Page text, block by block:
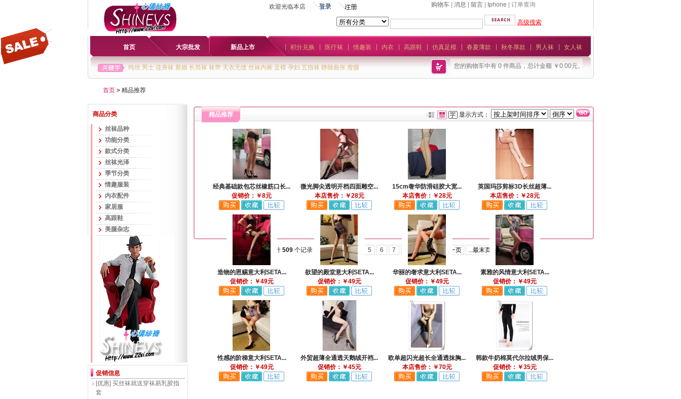
欢迎光临本店 购物车| 消息 留言| Iphone | 订单查询
高级搜索
首页 大宗批发 新品上市 积分兑换 医疗袜 情趣装 内衣 高跟鞋 仿真足模 春夏薄款 秋冬厚款 男人袜 女人袜
纯丝 男士 连身袜 新娘 长筒袜 袜带 天衣无缝 丝袜内裤 足模 孕妇 五指袜 静脉曲张 瘦腿 您的购物车中有 0 件商品，总计金额 ￥0.00元。
首页 >精品推荐
商品分类
丝袜品种
功能分类
款式分类
丝袜光泽
季节分类
情趣服装
内衣配件
家居服
高跟鞋
美腿杂志
促销信息
[优惠] 买丝袜就送穿袜易乳胶指
套
精品推荐 显示方式：
经典基础款包芯丝橡筋口长...
促销价：￥8元
微光脚尖透明开档四面雕空...
本店售价：￥28元
15cm奢华防滑硅胶大宽...
本店售价：￥28元
英国玛莎剪标3D长丝超薄...
本店售价：￥28元
造物的恩赐意大利SETA...
促销价：￥49元
欲望的殿堂意大利SETA...
促销价：￥49元
华丽的奢求意大利SETA...
促销价：￥49元
素雅的风情意大利SETA...
促销价：￥49元
性感的阶梯意大利SETA...
促销价：￥49元
外贸超薄全通透天鹅绒开裆...
促销价：￥45元
欧单超闪光超长全通透抹胸...
本店售价：￥70元
韩款牛奶棉莫代尔拉绒男保...
促销价：￥35元
总计 509个记录 1 2 3 4 5 6 7 9 10 下一页 ...最末页